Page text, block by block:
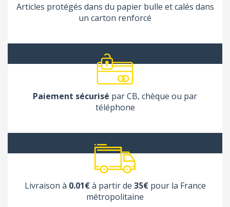
Articles protégés dans du papier bulle et calés dans
un carton renforcé
Paiement sécurisé par CB, chèque ou par
téléphone
Livraison à 0.01€à partir de 35€pour la France
métropolitaine